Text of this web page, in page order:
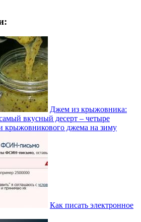
Джем из крыжовника:
вкусный десерт – четыре
крыжовникового джема на зиму
Как писать электронное